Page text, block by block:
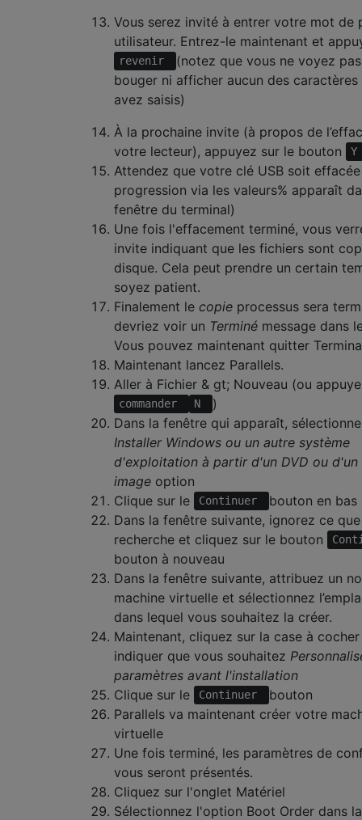
Vous serez invité à entrer votre mot de
utilisateur. Entrez-le maintenant et
revenir
(notez que vous ne voyez
bouger ni afficher aucun des caractères
avez saisis)
À la prochaine invite (à propos de
votre lecteur), appuyez sur le bouton
Attendez que votre clé USB soit
progression via les valeurs% apparaît
fenêtre du terminal)
Une fois l'effacement terminé, vous
invite indiquant que les fichiers sont
disque. Cela peut prendre un certain
soyez patient.
Finalement le copie processus sera
devriez voir un Terminé message dans
Vous pouvez maintenant quitter
Maintenant lancez Parallels.
Aller à Fichier & gt; Nouveau (ou
commander N
)
Dans la fenêtre qui apparaît,
Installer Windows ou un autre système
d'exploitation à partir d'un DVD ou d'un
image option
Clique sur le
Continuer
bouton en bas
Dans la fenêtre suivante, ignorez ce
recherche et cliquez sur le bouton
bouton à nouveau
Dans la fenêtre suivante, attribuez un
machine virtuelle et sélectionnez
dans lequel vous souhaitez la créer.
Maintenant, cliquez sur la case à
indiquer que vous souhaitez
paramètres avant l'installation
Clique sur le
Continuer
bouton
Parallels va maintenant créer votre
virtuelle
Une fois terminé, les paramètres de
vous seront présentés.
Cliquez sur l'onglet Matériel
Sélectionnez l'option Boot Order dans